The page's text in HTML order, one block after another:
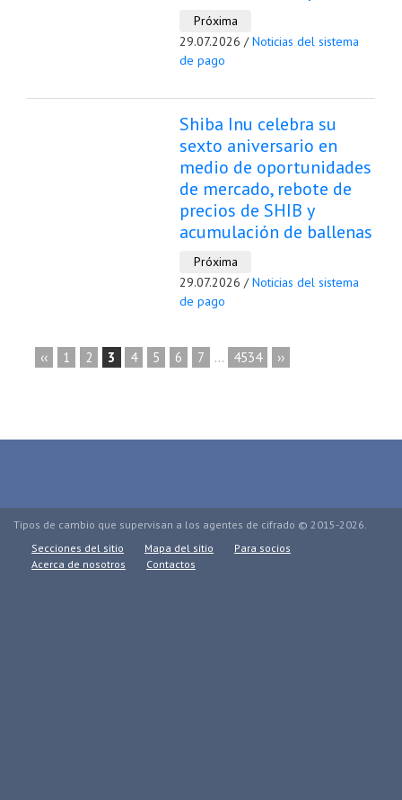
Próxima
29.07.2026 /Noticias del sistema
de pago
Shiba Inu celebra su
sexto aniversario en
medio de oportunidades
de mercado, rebote de
precios de SHIB y
acumulación de ballenas
Próxima
29.07.2026 /Noticias del sistema
de pago
‹‹ 1 2 3 4 5 6 7 ... 4534 ››
Tipos de cambio que supervisan a los agentes de cifrado © 2015-2026.
Secciones del sitio
Mapa del sitio
Para socios
Acerca de nosotros
Contactos